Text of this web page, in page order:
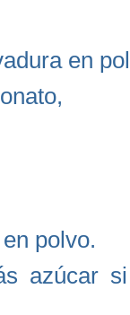
en
polvo.
azúcar